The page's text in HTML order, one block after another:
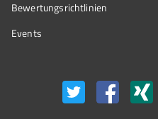
Bewertungs­richtlinien
Events